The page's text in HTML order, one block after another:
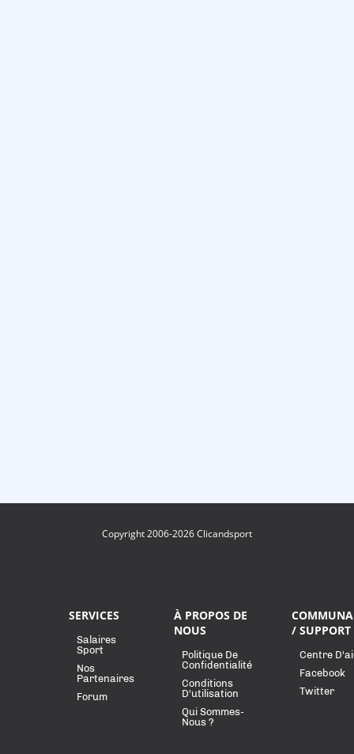
Copyright 2006-2026 Clicandsport
SERVICES
Salaires
Sport
Nos
Partenaires
Forum
À PROPOS DE
NOUS
Politique De
Confidentialité
Conditions
D'utilisation
Qui Sommes-
Nous ?
/ SUPPORT
Centre
Facebook
Twitter